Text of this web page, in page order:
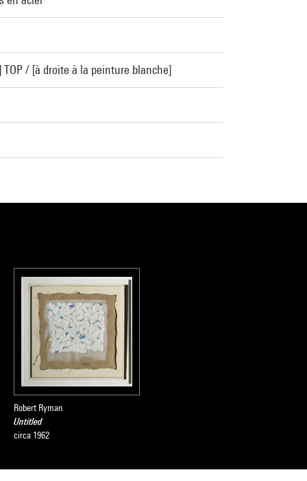
/ [à droite à la peinture blanche]
Robert Ryman
Untitled
circa 1962